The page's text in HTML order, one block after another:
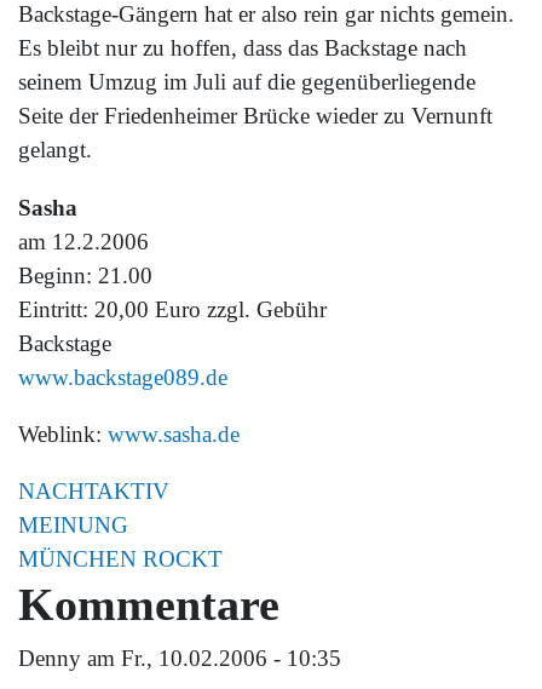
Backstage-Gängern hat er also rein gar nichts gemein.
Es bleibt nur zu hoffen, dass das Backstage nach
seinem Umzug im Juli auf die gegenüberliegende
Seite der Friedenheimer Brücke wieder zu Vernunft
gelangt.
Sasha
am 12.2.2006
Beginn: 21.00
Eintritt: 20,00 Euro zzgl. Gebühr
Backstage
www.backstage089.de
Weblink: www.sasha.de
NACHTAKTIV
MEINUNG
MÜNCHEN ROCKT
Kommentare
Denny am Fr., 10.02.2006 - 10:35